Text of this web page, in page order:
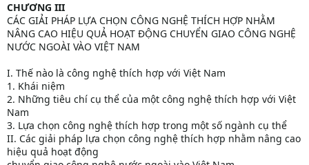
CHƯƠNG III
CÁC GIẢI PHÁP LỰA CHỌN CÔNG NGHỆ THÍCH HỢP NHẰM
NÂNG CAO HIỆU QUẢ HOẠT ĐỘNG CHUYỂN GIAO CÔNG NGHỆ
NƯỚC NGOÀI VÀO VIỆT NAM
I. Thế nào là công nghệ thích hợp với Việt Nam
1. Khái niệm
2. Những tiêu chí cụ thể của một công nghệ thích hợp với Việt
Nam
3. Lựa chọn công nghệ thích hợp trong một số ngành cụ thể
II. Các giải pháp lựa chọn công nghệ thích hợp nhằm nâng cao
hiệu quả hoạt động